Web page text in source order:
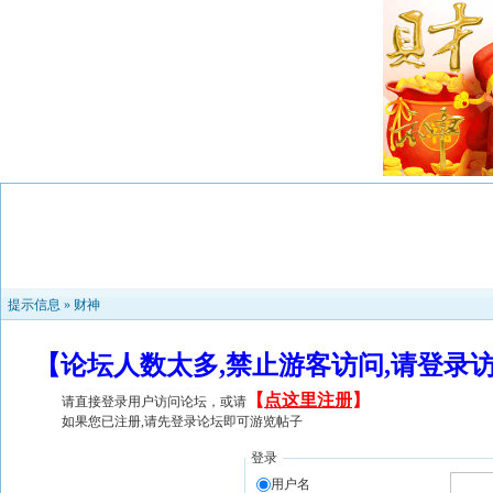
提示信息 » 财神
【论坛人数太多,禁止游客访问,请登
请直接登录用户访问论坛，或请 【 点这里注册】
如果您已注册,请先登录论坛即可游览帖子
登录
用户名